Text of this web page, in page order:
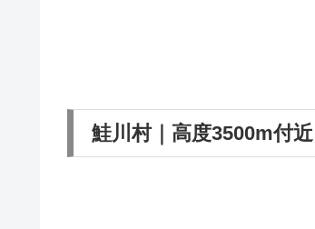
鮭川村｜高度3500m付近